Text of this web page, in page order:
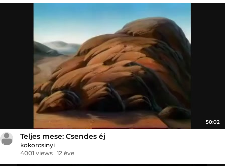
50:02
Teljes mese: Csendes éj
kokorcsinyi
4001 views 12 éve